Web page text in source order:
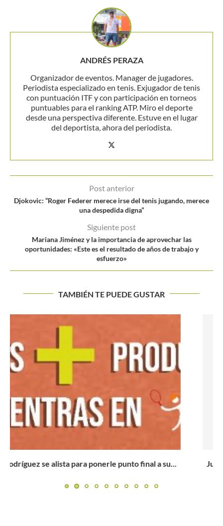
ANDRÉS PERAZA
Organizador de eventos. Manager de jugadores.
Periodista especializado en tenis. Exjugador de tenis
con puntuación ITF y con participación en torneos
puntuables para el ranking ATP. Miro el deporte
desde una perspectiva diferente. Estuve en el lugar
del deportista, ahora del periodista.
Post anterior
Djokovic: “Roger Federer merece irse del tenis jugando, merece
una despedida digna”
Siguiente post
Mariana Jiménez y la importancia de aprovechar las
oportunidades: «Este es el resultado de años de trabajo y
esfuerzo»
TAMBIÉN TE PUEDE GUSTAR
Juegos Centroamericanos y del Caribe 2023: Una de cal